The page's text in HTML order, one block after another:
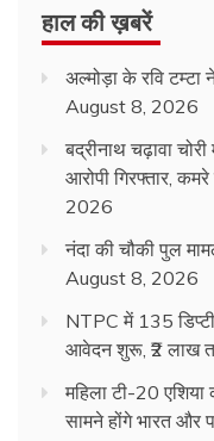
हाल की ख़बरें
अल्मोड़ा के रवि
August 8, 2026
बद्रीनाथ चढ़ावा
आरोपी गिरफ्तार,
2026
नंदा की चौकी पुल
August 8, 2026
NTPC में 135
आवेदन शुरू, ₹2 लाख
महिला टी-20
सामने होंगे भारत और